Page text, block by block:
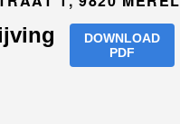
DOWNLOAD
PDF